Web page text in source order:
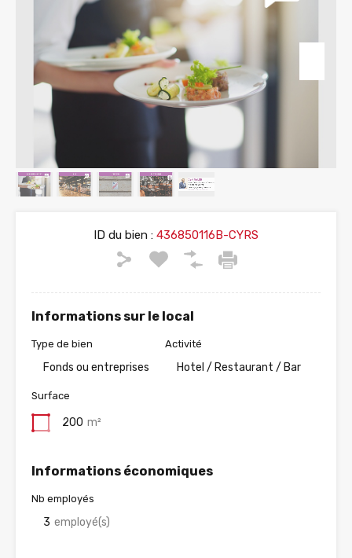
ID du bien : 436850116B-CYRS
Informations sur le local
Type de bien
Fonds ou entreprises
Activité
Hotel / Restaurant / Bar
Surface
200 m²
Informations économiques
Nb employés
3 employé(s)